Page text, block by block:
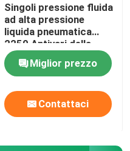
Singoli pressione fluida
ad alta pressione
liquida pneumatica
2250 Antivari della
pompa di Hpv 150
Miglior prezzo
Contattaci